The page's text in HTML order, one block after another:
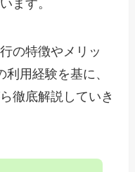
ます。
の特徴やメリッ
利用経験を基に、
徹底解説していき